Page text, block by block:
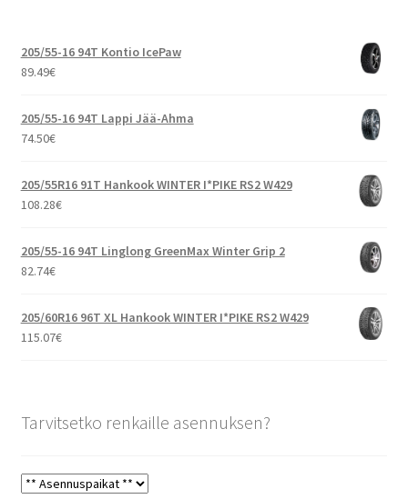
205/55-16 94T Kontio IcePaw
89.49€
205/55-16 94T Lappi Jää-Ahma
74.50€
205/55R16 91T Hankook WINTER I*PIKE RS2 W429
108.28€
205/55-16 94T Linglong GreenMax Winter Grip 2
82.74€
205/60R16 96T XL Hankook WINTER I*PIKE RS2 W429
115.07€
Tarvitsetko renkaille asennuksen?